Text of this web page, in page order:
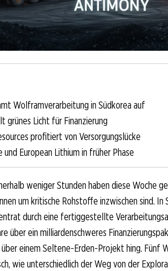
Wolframverarbeitung in Südkorea auf
grünes Licht für Finanzierung
profitiert von Versorgungslücke
und European Lithium in früher Phase
weniger Stunden haben diese Woche
um kritische Rohstoffe inzwischen sind.
durch eine fertiggestellte
über ein milliardenschweres
einem Seltene-Erden-Projekt hing. Fünf
wie unterschiedlich der Weg von der